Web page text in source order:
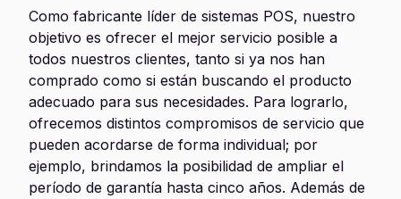
Como fabricante líder de sistemas POS, nuestro
objetivo es ofrecer el mejor servicio posible a
todos nuestros clientes, tanto si ya nos han
comprado como si están buscando el producto
adecuado para sus necesidades. Para lograrlo,
ofrecemos distintos compromisos de servicio que
pueden acordarse de forma individual; por
ejemplo, brindamos la posibilidad de ampliar el
período de garantía hasta cinco años. Además de